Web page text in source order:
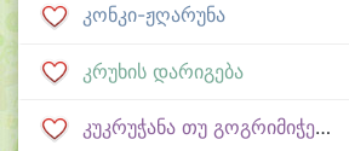
კონკი-ჟღარუნა
კრუხის დარიგება
კუკრუჭანა თუ გოგრიმიჭელა